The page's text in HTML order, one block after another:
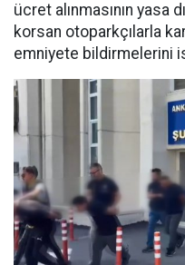
ücret alınmasının yasa
korsan otoparkçılarla
emniyete bildirmelerini